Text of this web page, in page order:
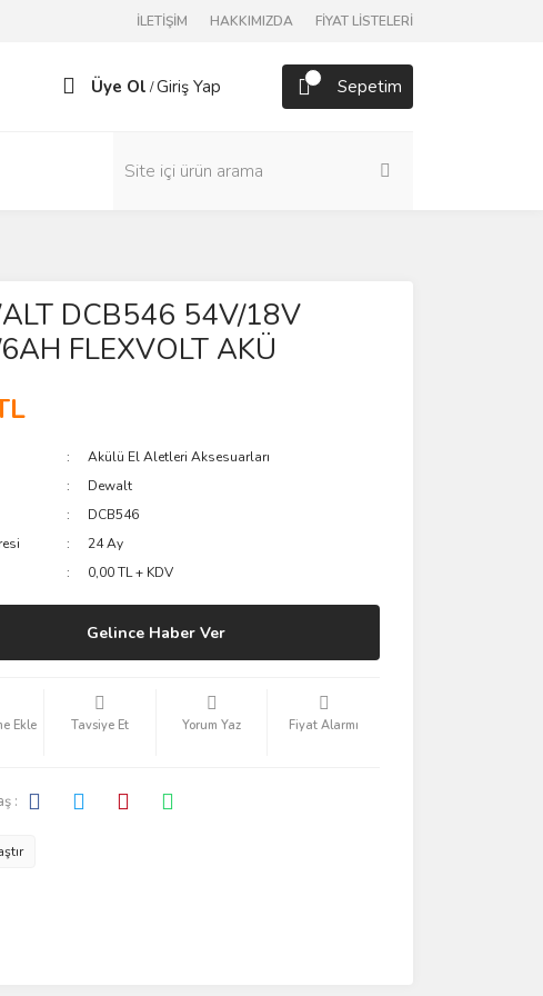
İLETİŞİM HAKKIMIZDA FİYAT LİSTELERİ
Üye Ol /Giriş Yap Sepetim
DCB546 54V/18V
FLEXVOLT AKÜ
Akülü El Aletleri Aksesuarları
Dewalt
DCB546
24 Ay
0,00 TL + KDV
Gelince Haber Ver
Tavsiye Et Yorum Yaz Fiyat Alarmı
: